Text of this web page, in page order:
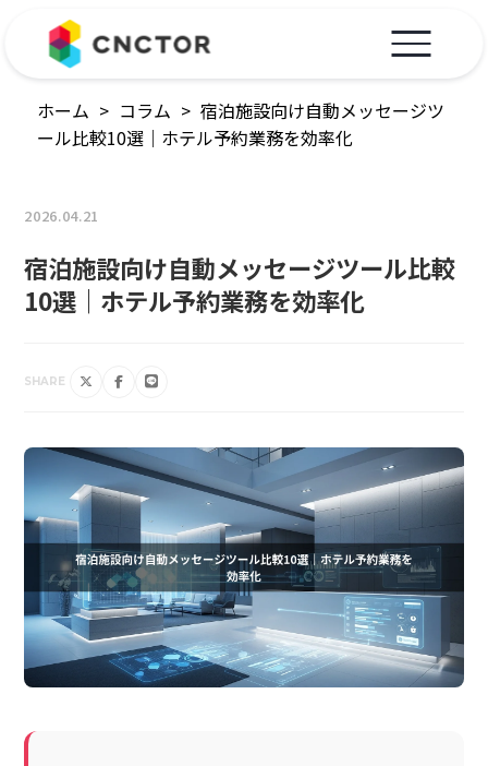
ホーム > コラム > 宿泊施設向け自動メッセージツ
ール比較10選｜ホテル予約業務を効率化
2026.04.21
宿泊施設向け自動メッセージツール比較
10選｜ホテル予約業務を効率化
SHARE